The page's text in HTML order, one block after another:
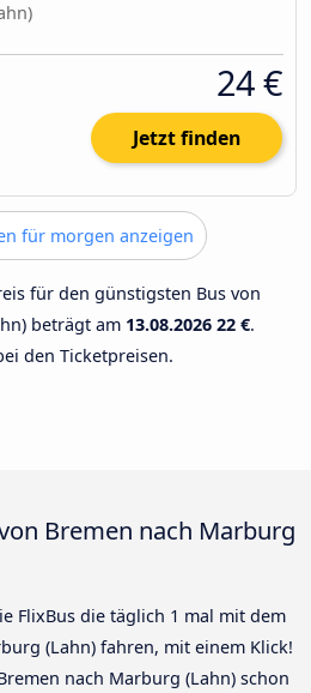
24 €
Jetzt finden
für morgen anzeigen
für den günstigsten Bus von
beträgt am 13.08.2026 22 €.
den Ticketpreisen.
Bremen nach Marburg
FlixBus die täglich 1 mal mit dem
(Lahn) fahren, mit einem Klick!
nach Marburg (Lahn) schon